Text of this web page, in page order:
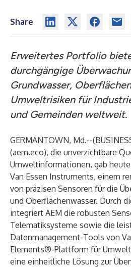
Share
Erweitertes Portfolio
durchgängige
Grundwasser,
Umweltrisiken für
und Gemeinden weltweit.
GERMANTOWN, Md.--(
(aem.eco), die unverzichtbare
Umweltinformationen, gab
Van Essen Instruments, einem
von präzisen Sensoren für die
und Oberflächenwasser. Durch
integriert AEM die robusten
Telematiksysteme sowie die
Datenmanagement-Tools von
Elements®-Plattform für
eine einheitliche Lösung zur